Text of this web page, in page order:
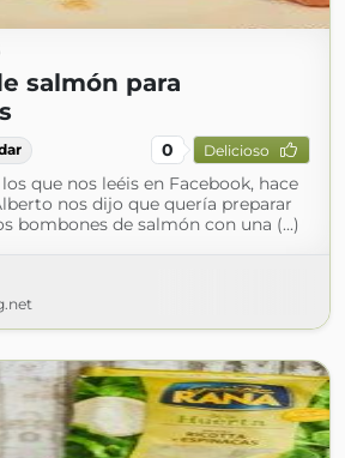
salmón para
0 Delicioso
que nos leéis en Facebook, hace
nos dijo que quería preparar
bombones de salmón con una (...)